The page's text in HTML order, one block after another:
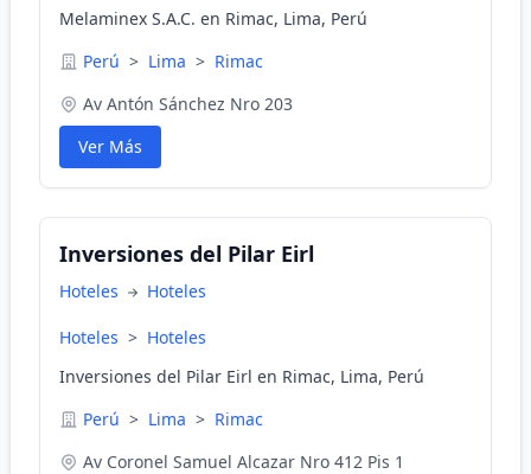
Melaminex S.A.C. en Rimac, Lima, Perú
Perú > Lima > Rimac
Av Antón Sánchez Nro 203
Ver Más
Inversiones del Pilar Eirl
Hoteles Hoteles
Hoteles > Hoteles
Inversiones del Pilar Eirl en Rimac, Lima, Perú
Perú > Lima > Rimac
Av Coronel Samuel Alcazar Nro 412 Pis 1